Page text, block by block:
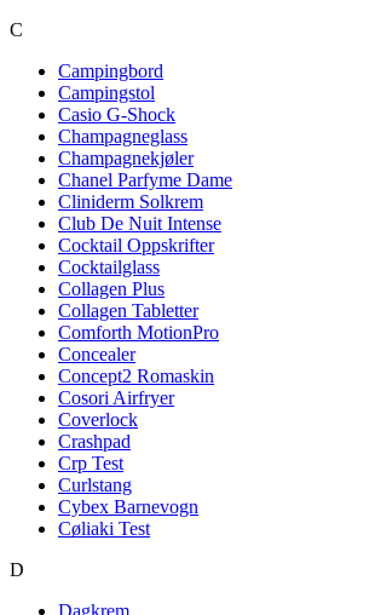
C
Campingbord
Campingstol
Casio G-Shock
Champagneglass
Champagnekjøler
Chanel Parfyme Dame
Cliniderm Solkrem
Club De Nuit Intense
Cocktail Oppskrifter
Cocktailglass
Collagen Plus
Collagen Tabletter
Comforth MotionPro
Concealer
Concept2 Romaskin
Cosori Airfryer
Coverlock
Crashpad
Crp Test
Curlstang
Cybex Barnevogn
Cøliaki Test
D
Dagkrem